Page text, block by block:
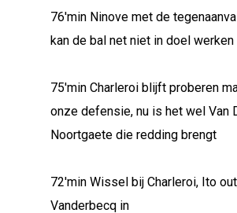
76'min Ninove met de
kan de bal net niet in doel werken
75'min Charleroi blijft proberen
onze defensie, nu is het wel Van
Noortgaete die redding brengt
72'min Wissel bij Charleroi, Ito
Vanderbecq in